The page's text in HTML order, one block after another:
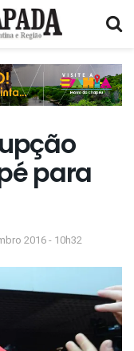
para
2016 - 10h32